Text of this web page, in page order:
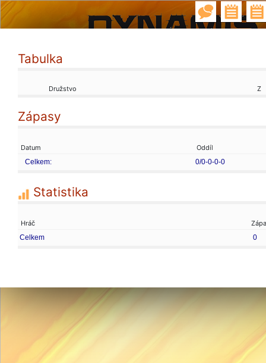
Tabulka
Družstvo Z
Zápasy
Datum
Oddíl
Celkem:
0/0-0-0-0
Statistika
Hráč
Celkem
0